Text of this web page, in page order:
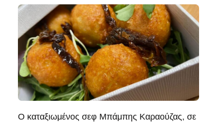
Ο καταξιωμένος σεφ Μπάμπης Καραούζας, σε